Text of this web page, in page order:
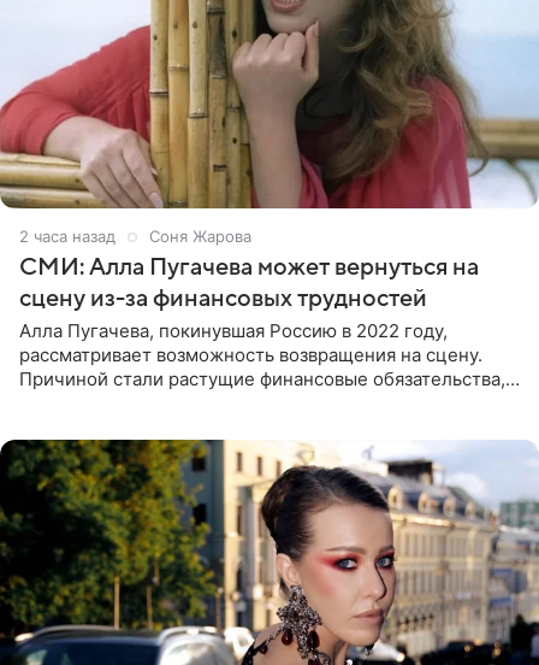
2 часа назад Соня Жарова
СМИ: Алла Пугачева может вернуться на
сцену из-за финансовых трудностей
Алла Пугачева, покинувшая Россию в 2022 году,
рассматривает возможность возвращения на сцену.
Причиной стали растущие финансовые обязательства,